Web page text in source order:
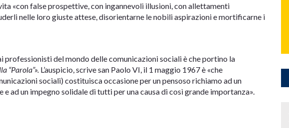
«con false prospettive, con ingannevoli illusioni, con allettamenti
nelle loro giuste attese, disorientarne le nobili aspirazioni e mortificarne i
professionisti del mondo delle comunicazioni sociali è che portino la
“Parola”». L’auspicio, scrive san Paolo VI, il 1 maggio 1967 è «che
sociali) costituisca occasione per un pensoso richiamo ad un
ad un impegno solidale di tutti per una causa di così grande importanza».